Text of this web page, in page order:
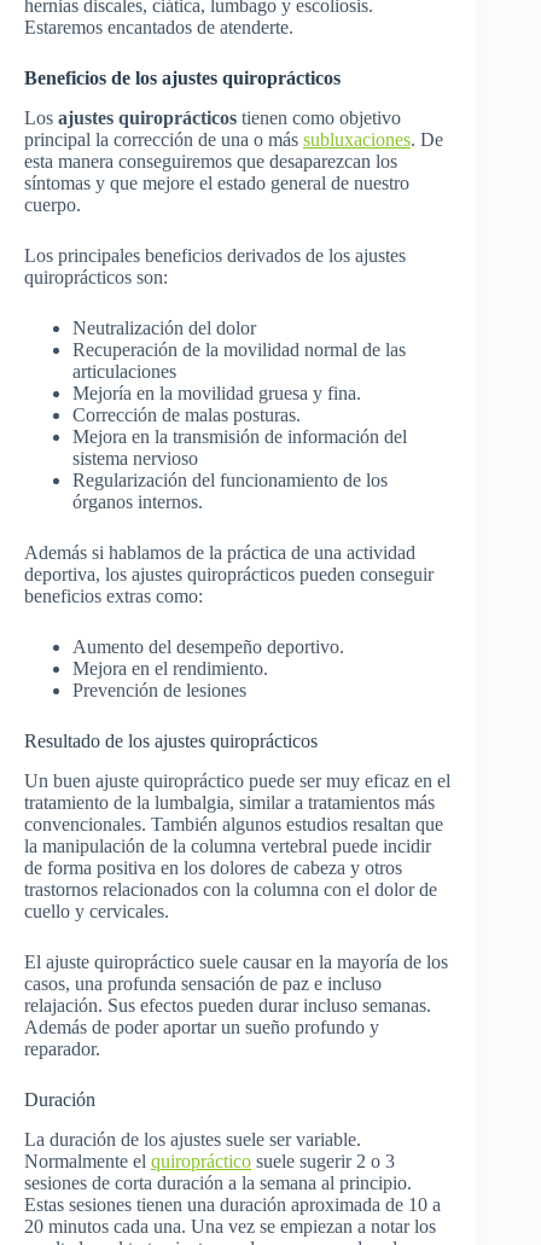
hernias discales, ciática, lumbago y escoliosis.
Estaremos encantados de atenderte.
Beneficios de los ajustes quiroprácticos
Los ajustes quiroprácticos tienen como objetivo
principal la corrección de una o más subluxaciones. De
esta manera conseguiremos que desaparezcan los
síntomas y que mejore el estado general de nuestro
cuerpo.
Los principales beneficios derivados de los ajustes
quiroprácticos son:
Neutralización del dolor
Recuperación de la movilidad normal de las
articulaciones
Mejoría en la movilidad gruesa y fina.
Corrección de malas posturas.
Mejora en la transmisión de información del
sistema nervioso
Regularización del funcionamiento de los
órganos internos.
Además si hablamos de la práctica de una actividad
deportiva, los ajustes quiroprácticos pueden conseguir
beneficios extras como:
Aumento del desempeño deportivo.
Mejora en el rendimiento.
Prevención de lesiones
Resultado de los ajustes quiroprácticos
Un buen ajuste quiropráctico puede ser muy eficaz en el
tratamiento de la lumbalgia, similar a tratamientos más
convencionales. También algunos estudios resaltan que
la manipulación de la columna vertebral puede incidir
de forma positiva en los dolores de cabeza y otros
trastornos relacionados con la columna con el dolor de
cuello y cervicales.
El ajuste quiropráctico suele causar en la mayoría de los
casos, una profunda sensación de paz e incluso
relajación. Sus efectos pueden durar incluso semanas.
Además de poder aportar un sueño profundo y
reparador.
Duración
La duración de los ajustes suele ser variable.
Normalmente el quiropráctico suele sugerir 2 o 3
sesiones de corta duración a la semana al principio.
Estas sesiones tienen una duración aproximada de 10 a
20 minutos cada una. Una vez se empiezan a notar los